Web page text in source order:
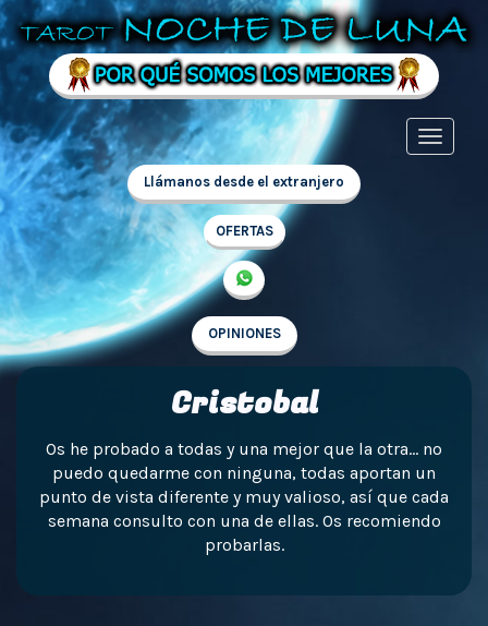
Llámanos desde el extranjero
OFERTAS
OPINIONES
Cristobal
Os he probado a todas y una mejor que la otra… no
puedo quedarme con ninguna, todas aportan un
punto de vista diferente y muy valioso, así que cada
semana consulto con una de ellas. Os recomiendo
probarlas.